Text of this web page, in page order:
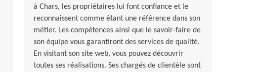
à Chars, les propriétaires lui font confiance et le
reconnaissent comme étant une référence dans son
métier. Les compétences ainsi que le savoir-faire de
son équipe vous garantiront des services de qualité.
En visitant son site web, vous pouvez découvrir
toutes ses réalisations. Ses chargés de clientèle sont